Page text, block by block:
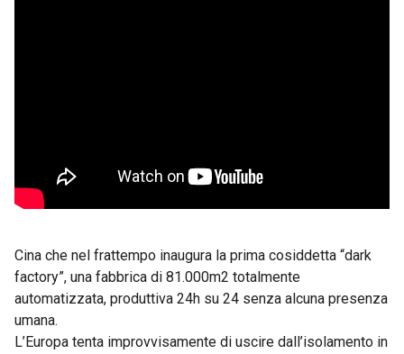
Cina che nel frattempo inaugura la prima cosiddetta “dark
factory”, una fabbrica di 81.000m2 totalmente
automatizzata, produttiva 24h su 24 senza alcuna presenza
umana.
L’Europa tenta improvvisamente di uscire dall’isolamento in